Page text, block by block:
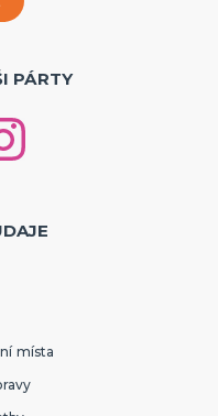
PÁRTY
místa